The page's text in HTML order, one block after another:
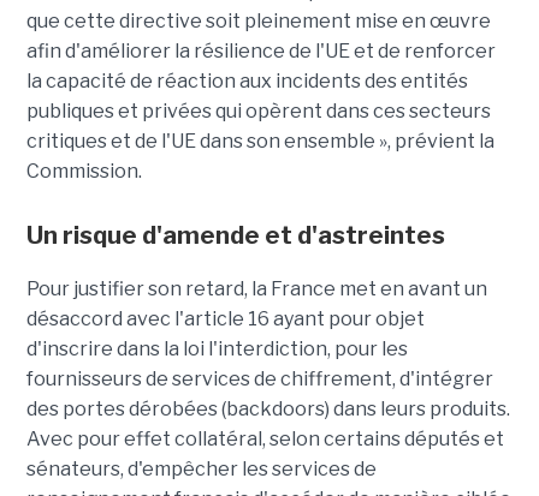
que cette directive soit pleinement mise en œuvre
afin d'améliorer la résilience de l'UE et de renforcer
la capacité de réaction aux incidents des entités
publiques et privées qui opèrent dans ces secteurs
critiques et de l'UE dans son ensemble », prévient la
Commission.
Un risque d'amende et d'astreintes
Pour justifier son retard, la France met en avant un
désaccord avec l'article 16 ayant pour objet
d'inscrire dans la loi l'interdiction, pour les
fournisseurs de services de chiffrement, d'intégrer
des portes dérobées (backdoors) dans leurs produits.
Avec pour effet collatéral, selon certains députés et
sénateurs, d'empêcher les services de